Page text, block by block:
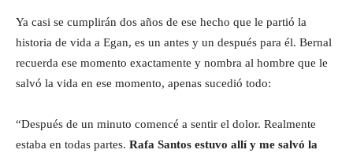
Ya casi se cumplirán dos años de ese hecho que le partió la
historia de vida a Egan, es un antes y un después para él. Bernal
recuerda ese momento exactamente y nombra al hombre que le
salvó la vida en ese momento, apenas sucedió todo:
“Después de un minuto comencé a sentir el dolor. Realmente
estaba en todas partes. Rafa Santos estuvo allí y me salvó la